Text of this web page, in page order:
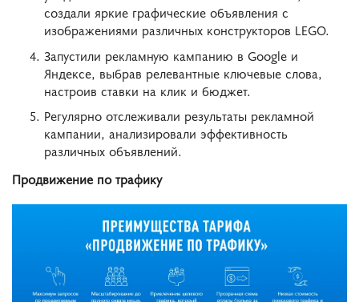
создали яркие графические объявления с
изображениями различных конструкторов LEGO.
Запустили рекламную кампанию в Google и
Яндексе, выбрав релевантные ключевые слова,
настроив ставки на клик и бюджет.
Регулярно отслеживали результаты рекламной
кампании, анализировали эффективность
различных объявлений.
Продвижение по трафику